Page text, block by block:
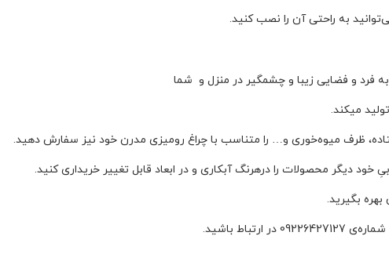
به راحتی آن را نصب کنید.
فرد و فضایی زیبا و چشمگیر در منزل و شما
میکند.
ظرف میوه‌خوری و… را متناسب با چراغ رومیزی مدرن خود نیز سفارش دهید.
دیگر محصولات را درهرنگ آبکاری و در ابعاد قابل تغییر خریداری کنید.
بگیرید.
باشید.